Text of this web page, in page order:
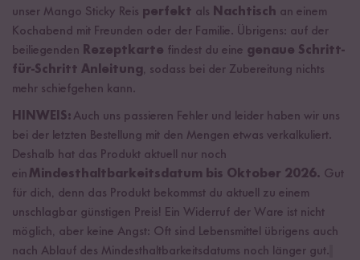
unser Mango Sticky Reis perfekt als Nachtisch an einem
Kochabend mit Freunden oder der Familie. Übrigens: auf der
beiliegenden Rezeptkarte findest du eine genaue Schritt-
für-Schritt Anleitung, sodass bei der Zubereitung nichts
mehr schiefgehen kann.
HINWEIS: Auch uns passieren Fehler und leider haben wir uns
bei der letzten Bestellung mit den Mengen etwas verkalkuliert.
Deshalb hat das Produkt aktuell nur noch
ein Mindesthaltbarkeitsdatum bis Oktober 2026. Gut
für dich, denn das Produkt bekommst du aktuell zu einem
unschlagbar günstigen Preis! Ein Widerruf der Ware ist nicht
möglich, aber keine Angst: Oft sind Lebensmittel übrigens auch
nach Ablauf des Mindesthaltbarkeitsdatums noch länger gut.